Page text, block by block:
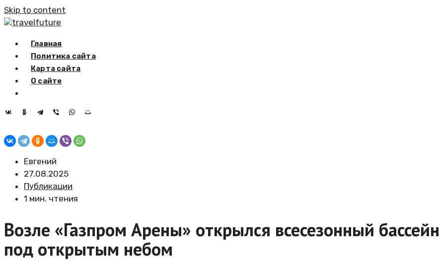
Skip to content
travelfuture
Главная
Политика сайта
Карта сайта
О сайте
Евгений
27.08.2025
Публикации
1 мин. чтения
Возле «Газпром Арены» открылся всесезонный бассейн
под открытым небом